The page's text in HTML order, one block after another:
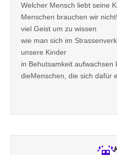
Welcher Mensch liebt seine
Menschen brauchen wir
viel Geist um zu wissen
wie man sich im
unsere Kinder
in Behutsamkeit aufwachsen
dieMenschen, die sich dafür